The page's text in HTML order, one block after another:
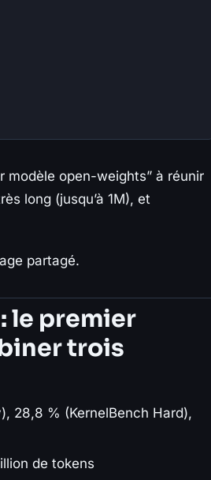
modèle open-weights” à réunir
long (jusqu’à 1M), et
partagé.
le premier
trois
28,8 % (KernelBench Hard),
de tokens